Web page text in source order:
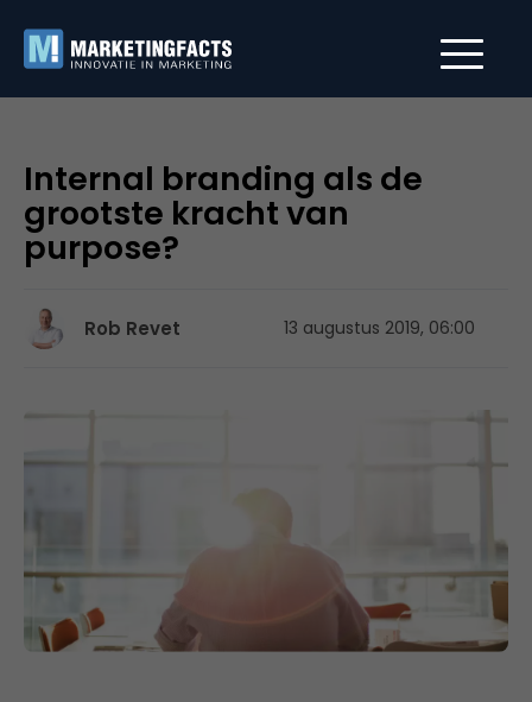
Internal branding als de
grootste kracht van
purpose?
Rob Revet 13 augustus 2019, 06:00